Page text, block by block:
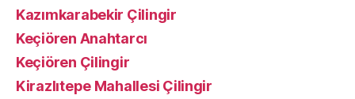
Kazımkarabekir Çilingir
Keçiören Anahtarcı
Keçiören Çilingir
Kirazlıtepe Mahallesi Çilingir